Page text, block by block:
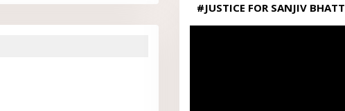
#JUSTICE FOR SANJIV BHATT